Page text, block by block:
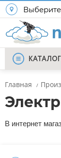
Главная /
В интернет